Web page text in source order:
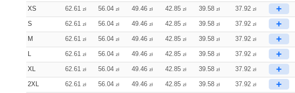
XS 62.61 zł 56.04zł 49.46zł 42.85zł 39.58zł 37.92 zł +
S 62.61 zł 56.04zł 49.46zł 42.85zł 39.58zł 37.92 zł +
M 62.61 zł 56.04zł 49.46zł 42.85zł 39.58zł 37.92 zł +
L 62.61 zł 56.04zł 49.46zł 42.85zł 39.58zł 37.92 zł +
XL 62.61 zł 56.04zł 49.46zł 42.85zł 39.58zł 37.92 zł +
2XL 62.61 zł 56.04zł 49.46zł 42.85zł 39.58zł 37.92 zł +